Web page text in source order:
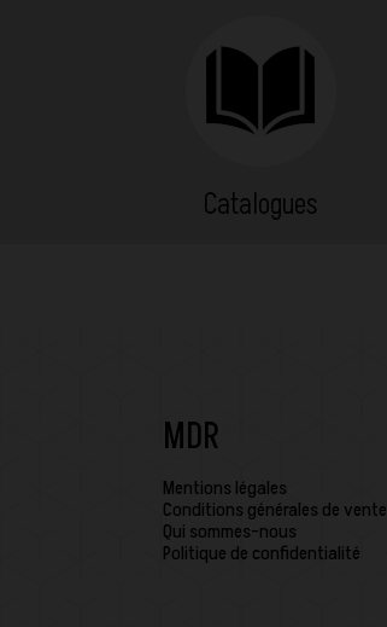
Catalogues
MDR
Mentions légales
Conditions générales de vente
Qui sommes-nous
Politique de confidentialité